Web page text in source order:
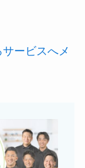
ービスへメ